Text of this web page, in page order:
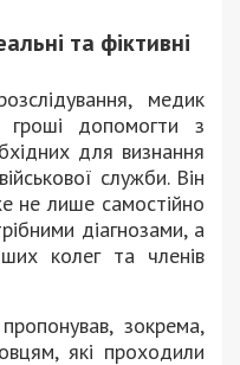
та фіктивні
медик
гроші допомогти з
для визнання
служби. Він
не лише самостійно
діагнозами, а
колег та членів
зокрема,
які проходили